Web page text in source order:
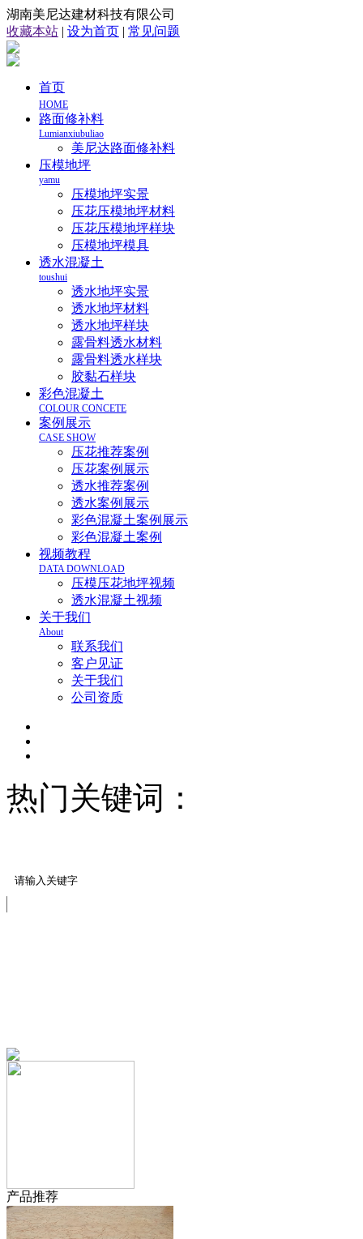
湖南美尼达建材科技有限公司
收藏本站 | 设为首页 | 常见问题
首页
HOME
路面修补料
Lumianxiubuliao
美尼达路面修补料
压模地坪
yamu
压模地坪实景
压花压模地坪材料
压花压模地坪样块
压模地坪模具
透水混凝土
toushui
透水地坪实景
透水地坪材料
透水地坪样块
露骨料透水材料
露骨料透水样块
胶黏石样块
彩色混凝土
COLOUR CONCETE
案例展示
CASE SHOW
压花推荐案例
压花案例展示
透水推荐案例
透水案例展示
彩色混凝土案例展示
彩色混凝土案例
视频教程
DATA DOWNLOAD
压模压花地坪视频
透水混凝土视频
关于我们
About
联系我们
客户见证
关于我们
公司资质
热门关键词：
产品推荐